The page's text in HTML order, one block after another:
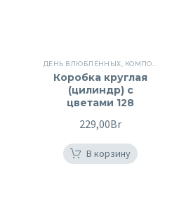
КУСТОВЫЕ РОЗЫ,РОЗОВЫЕ РОЗЫ
ДЕНЬ ВЛЮБЛЕННЫХ КОМПОЗИЦИИ В КОРОБКЕ
Коробка круглая
(цилиндр) с
цветами 128
229,00Br
В корзину